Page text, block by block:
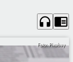
headphones chrome_reader_mode
Foto: Pixabay